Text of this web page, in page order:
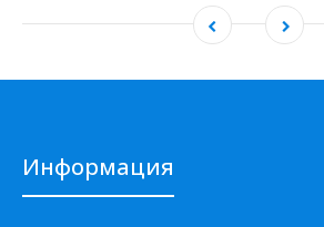
Информация